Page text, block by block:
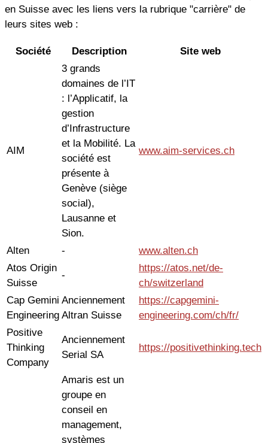
en Suisse avec les liens vers la rubrique "carrière" de
leurs sites web :
Société Description Site web
AIM
3 grands
domaines de l’IT
: l’Applicatif, la
gestion
d’Infrastructure
et la Mobilité. La
société est
présente à
Genève (siège
social),
Lausanne et
Sion.
www.aim-services.ch
Alten -
www.alten.ch
Atos Origin
Suisse
-
https://atos.net/de-
ch/switzerland
Cap Gemini
Engineering
Anciennement
Altran Suisse
https://capgemini-
engineering.com/ch/fr/
Positive
Thinking
Company
Anciennement
Serial SA
https://positivethinking.tech
Amaris est un
groupe en
conseil en
management,
systèmes